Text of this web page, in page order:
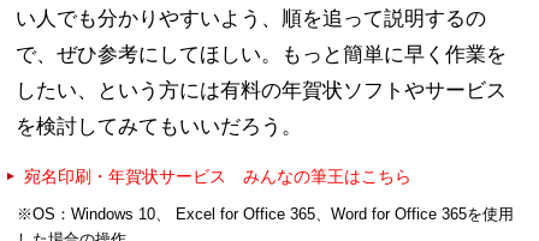
い人でも分かりやすいよう、順を追って説明するの
で、ぜひ参考にしてほしい。もっと簡単に早く作業を
したい、という方には有料の年賀状ソフトやサービス
を検討してみてもいいだろう。
宛名印刷・年賀状サービス みんなの筆王はこちら
※OS：Windows 10、 Excel for Office 365、Word for Office 365を使用